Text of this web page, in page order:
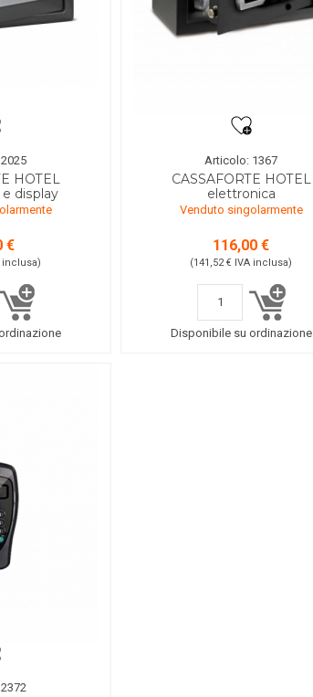
HOTEL
display
€
inclusa)
Articolo: 1367
CASSAFORTE HOTEL
elettronica
Venduto singolarmente
116,00 €
(141,52 € IVA inclusa)
Disponibile su ordinazione